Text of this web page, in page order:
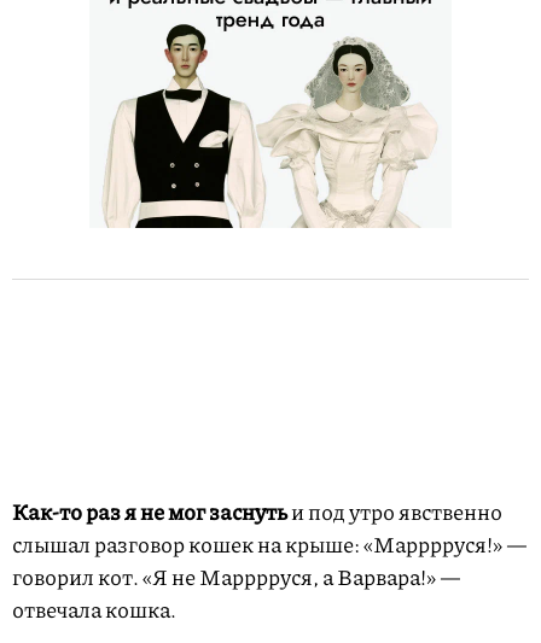
Как-то раз я не мог заснутьи под утро явственно
слышал разговор кошек на крыше: «Марррруся!» —
говорил кот. «Я не Марррруся, а Варвара!» —
отвечала кошка.